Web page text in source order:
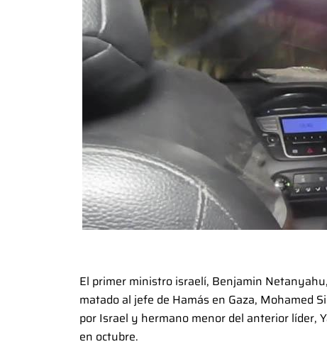
El primer ministro israelí, Benjamin
matado al jefe de Hamás en Gaza, Mohamed
por Israel y hermano menor del anterior líder,
en octubre.